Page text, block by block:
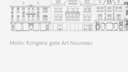
Motiv: Kongens gate Art Nouveau